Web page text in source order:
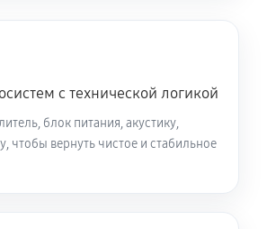
с технической логикой
блок питания, акустику,
чтобы вернуть чистое и стабильное